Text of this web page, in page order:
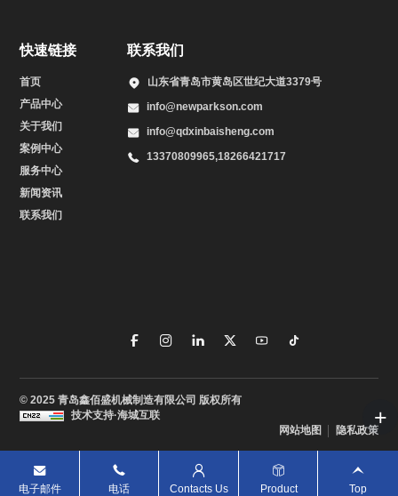
快速链接
首页
产品中心
关于我们
案例中心
服务中心
新闻资讯
联系我们
联系我们
山东省青岛市黄岛区世纪大道3379号
info@newparkson.com
info@qdxinbaisheng.com
13370809965,18266421717
© 2025 青岛鑫佰盛机械制造有限公司 版权所有
技术支持·海城互联
网站地图
隐私政策
电子邮件 电话 Contacts Us Product Top